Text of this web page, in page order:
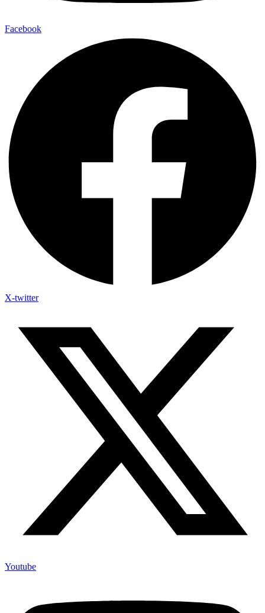
Facebook
X-twitter
Youtube